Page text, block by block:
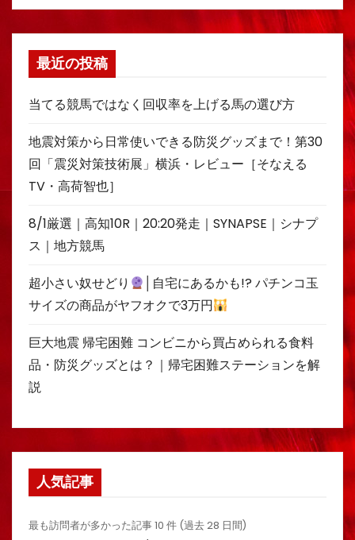
最近の投稿
当てる競馬ではなく回収率を上げる馬の選び方
地震対策から日常使いできる防災グッズまで！第30
回「震災対策技術展」横浜・レビュー［そなえる
TV・高荷智也］
8/1厳選｜高知10R｜20:20発走｜SYNAPSE｜シナプ
ス｜地方競馬
超小さい奴せどり
│自宅にあるかも!? パチンコ玉
サイズの商品がヤフオクで3万円
巨大地震 帰宅困難 コンビニから買占められる食料
品・防災グッズとは？｜帰宅困難ステーションを解
説
人気記事
最も訪問者が多かった記事 10 件 (過去 28 日間)